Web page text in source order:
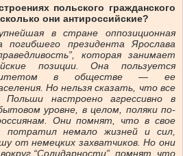
польского гражданского
они антироссийские?
в стране оппозиционная
погибшего президента Ярослава
которая занимает
позиции. Она пользуется
в обществе — ее
Но нельзя сказать, что все
Польши настроено агрессивно в
уровне, в целом, поляки по-
Они помнят, что в свое
потратил немало жизней и сил,
от немецких захватчиков. Но они
“Солидарности”, помнят, что